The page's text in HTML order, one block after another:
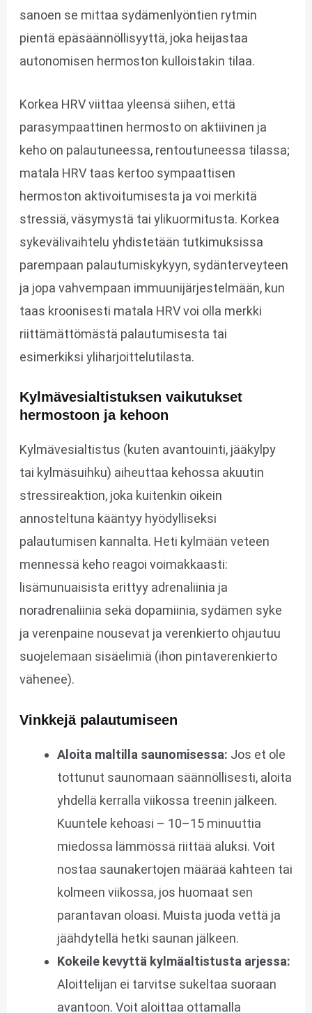
sanoen se mittaa sydämenlyöntien rytmin
pientä epäsäännöllisyyttä, joka heijastaa
autonomisen hermoston kulloistakin tilaa.
Korkea HRV viittaa yleensä siihen, että
parasympaattinen hermosto on aktiivinen ja
keho on palautuneessa, rentoutuneessa tilassa;
matala HRV taas kertoo sympaattisen
hermoston aktivoitumisesta ja voi merkitä
stressiä, väsymystä tai ylikuormitusta. Korkea
sykevälivaihtelu yhdistetään tutkimuksissa
parempaan palautumiskykyyn, sydänterveyteen
ja jopa vahvempaan immuunijärjestelmään​, kun
taas kroonisesti matala HRV voi olla merkki
riittämättömästä palautumisesta tai
esimerkiksi yliharjoittelutilasta.
Kylmävesialtistuksen vaikutukset
hermostoon ja kehoon
Kylmävesialtistus (kuten avantouinti, jääkylpy
tai kylmäsuihku) aiheuttaa kehossa akuutin
stressireaktion, joka kuitenkin oikein
annosteltuna kääntyy hyödylliseksi
palautumisen kannalta. Heti kylmään veteen
mennessä keho reagoi voimakkaasti:
lisämunuaisista erittyy adrenaliinia ja
noradrenaliinia sekä dopamiinia​, sydämen syke
ja verenpaine nousevat ja verenkierto ohjautuu
suojelemaan sisäelimiä (ihon pintaverenkierto
vähenee).
Vinkkejä palautumiseen
Aloita maltilla saunomisessa: Jos et ole
tottunut saunomaan säännöllisesti, aloita
yhdellä kerralla viikossa treenin jälkeen.
Kuuntele kehoasi – 10–15 minuuttia
miedossa lämmössä riittää aluksi. Voit
nostaa saunakertojen määrää kahteen tai
kolmeen viikossa, jos huomaat sen
parantavan oloasi. Muista juoda vettä ja
jäähdytellä hetki saunan jälkeen.
Kokeile kevyttä kylmäaltistusta arjessa:
Aloittelijan ei tarvitse sukeltaa suoraan
avantoon. Voit aloittaa ottamalla